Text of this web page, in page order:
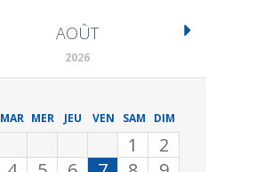
AOÛT
2026
MAR MER JEU VEN SAM DIM
1
2